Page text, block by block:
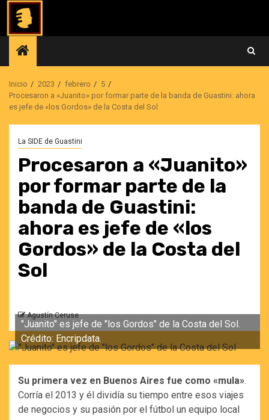
Saltar
contenido
Inicio 2023 febrero
5
Procesaron a «Juanito» por formar parte de la banda de Guastini: ahora
es jefe de «los Gordos» de la Costa del Sol
La SIDE de Guastini
Procesaron a «Juanito»
por formar parte de la
banda de Guastini:
ahora es jefe de «los
Gordos» de la Costa del
Sol
Agustín Ceruse
"Juanito" es jefe de "los Gordos" de la Costa del Sol.
Crédito: Encripdata.
Su primera vez en Buenos Aires fue como «mula».
Corría el 2013 y él dividía su tiempo entre esos viajes
de negocios y su pasión por el fútbol un equipo local